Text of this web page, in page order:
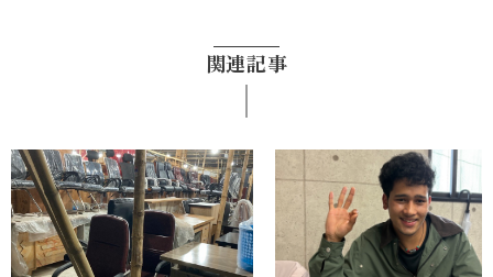
関連記事